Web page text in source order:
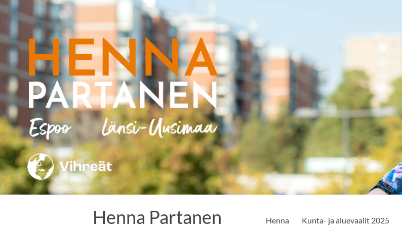
Skip
to
content
Henna Partanen Henna Kunta- ja aluevaalit 2025